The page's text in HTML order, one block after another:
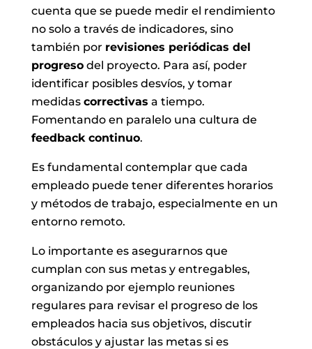
cuenta que se puede medir el rendimiento
no solo a través de indicadores, sino
también por revisiones periódicas del
progresodel proyecto. Para así, poder
identificar posibles desvíos, y tomar
medidas correctivas a tiempo.
Fomentando en paralelo una cultura de
feedback continuo.
Es fundamental contemplar que cada
empleado puede tener diferentes horarios
y métodos de trabajo, especialmente en un
entorno remoto.
Lo importante es asegurarnos que
cumplan con sus metas y entregables,
organizando por ejemplo reuniones
regulares para revisar el progreso de los
empleados hacia sus objetivos, discutir
obstáculos y ajustar las metas si es